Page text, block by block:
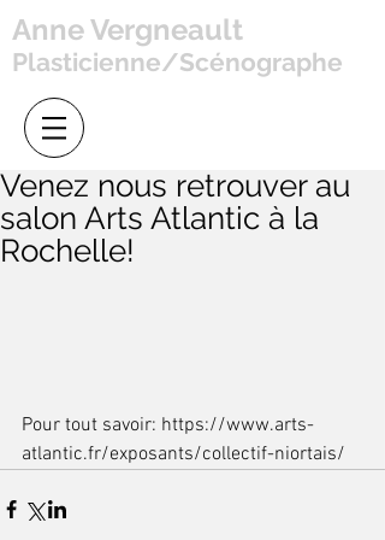
Anne Vergneault
Plasticienne/Scénographe
Venez nous retrouver au
salon Arts Atlantic à la
Rochelle!
Pour tout savoir: https://www.arts-
atlantic.fr/exposants/collectif-niortais/